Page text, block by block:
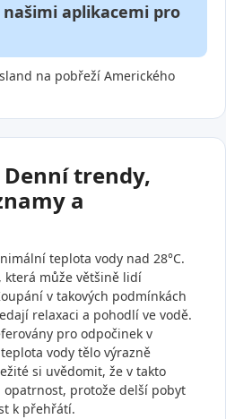
aplikacemi pro
na pobřeží Amerického
trendy,
a
teplota vody nad 28°C.
která může většině lidí
v takových podmínkách
relaxaci a pohodlí ve vodě.
pro odpočinek v
vody tělo výrazně
si uvědomit, že v takto
protože delší pobyt
k přehřátí.